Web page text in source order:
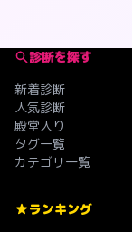
診断を探す
新着診断
人気診断
殿堂入り
タグ一覧
カテゴリ一覧
ランキング